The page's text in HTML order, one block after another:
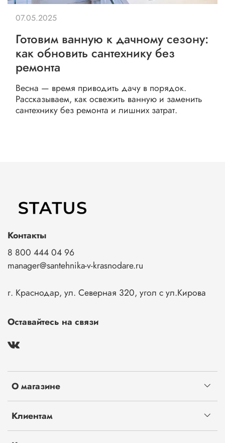
Готовим ванную к дачному сезону:
как обновить сантехнику без
ремонта
Весна — время приводить дачу в порядок.
Рассказываем, как освежить ванную и заменить
сантехнику без ремонта и лишних затрат.
07.05.2025
О магазине
Клиентам
Контакты
8 800 444 04 96
manager@santehnika-v-krasnodare.ru
г. Краснодар, ул. Северная 320, угол с ул.Кирова
Оставайтесь на связи